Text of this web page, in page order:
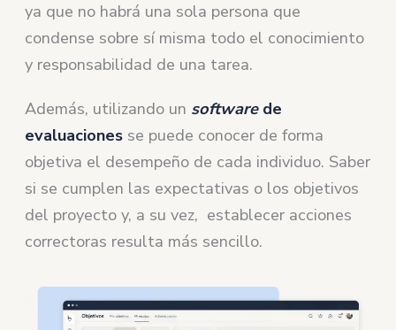
ya que no habrá una sola persona que
condense sobre sí misma todo el conocimiento
y responsabilidad de una tarea.
Además, utilizando un software de
evaluaciones se puede conocer de forma
objetiva el desempeño de cada individuo. Saber
si se cumplen las expectativas o los objetivos
del proyecto y, a su vez, establecer acciones
correctoras resulta más sencillo.